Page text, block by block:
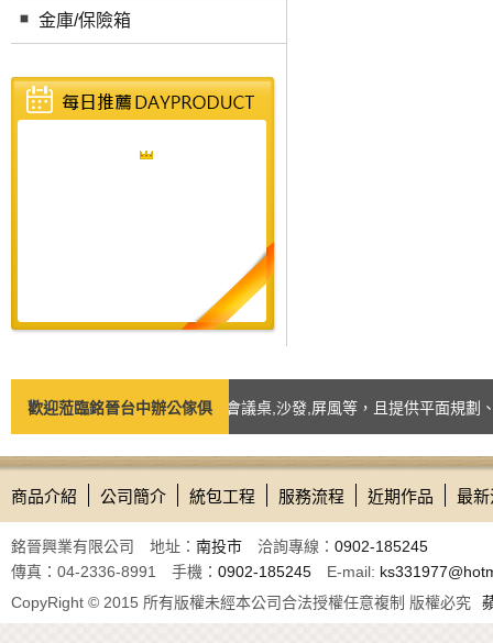
金庫/保險箱
歡迎蒞臨銘晉台中辦公傢俱
商品如：台中辦公椅,辦公桌,會議桌,沙發,屏風等，且提供平面規劃、
商品介紹 公司簡介 統包工程 服務流程 近期作品 最
銘晉興業有限公司 地址： 南投市 洽詢專線： 0902-185245
傳真：04-2336-8991 手機： 0902-185245 E-mail:
CopyRight © 2015 所有版權未經本公司合法授權任意複制 版權必究